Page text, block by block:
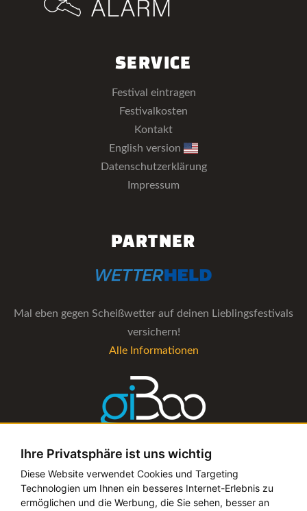
Ihre Privatsphäre ist uns wichtig
Diese Website verwendet Cookies und Targeting
Technologien um Ihnen ein besseres Internet-Erlebnis zu
ermöglichen und die Werbung, die Sie sehen, besser an
SERVICE
Festival eintragen
Festivalkosten
Kontakt
English version
Datenschutzerklärung
Impressum
PARTNER
Mal eben gegen Scheißwetter auf deinen Lieblingsfestivals
versichern!
Alle Informationen
Die Verwaltungs-Software für alle Künstler- und
Bookingagenturen